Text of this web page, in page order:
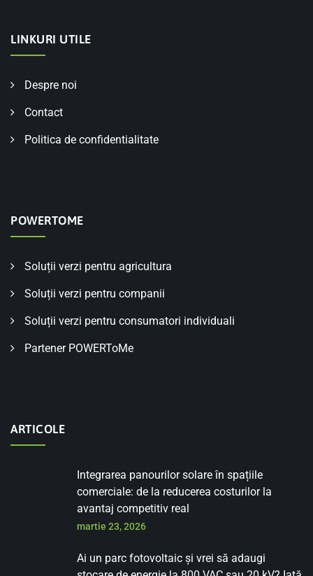
LINKURI UTILE
Despre noi
Contact
Politica de confidentialitate
POWERTOME
Soluții verzi pentru agricultura
Soluții verzi pentru companii
Soluții verzi pentru consumatori individuali
Partener POWERToMe
ARTICOLE
Integrarea panourilor solare în spațiile
comerciale: de la reducerea costurilor la
avantaj competitiv real
martie 23, 2026
Ai un parc fotovoltaic și vrei să adaugi